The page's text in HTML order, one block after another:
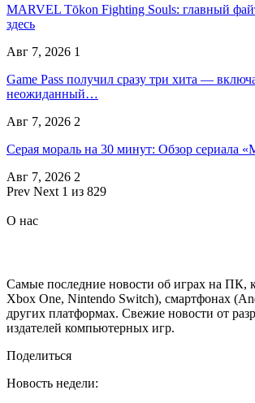
MARVEL Tōkon Fighting Souls: главный
здесь
Авг 7, 2026 1
Game Pass получил сразу три хита —
неожиданный…
Авг 7, 2026 2
Серая мораль на 30 минут: Обзор сериала
Авг 7, 2026 2
Prev Next 1 из 829
О нас
Самые последние новости об играх на ПК,
Xbox One, Nintendo Switch), смартфонах
других платформах. Свежие новости от
издателей компьютерных игр.
Поделиться
Новость недели: